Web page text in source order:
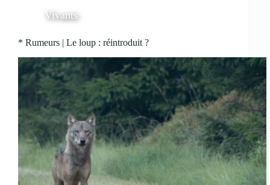
Vivants
* Rumeurs | Le loup : réintroduit ?